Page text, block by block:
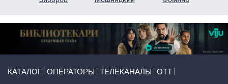
КАТАЛОГ ОПЕРАТОРЫ ТЕЛЕКАНАЛЫ ОТТ